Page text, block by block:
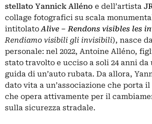
stellato Yannick Alléno e dell’artista
collage fotografici su scala
intitolatoAlive – Rendons visibles les
Rendiamo visibili gli invisibili), nasce
personale: nel 2022, Antoine Alléno,
stato travolto e ucciso a soli 24 anni da
guida di un’auto rubata. Da allora,
dato vita a un’associazione che porta
che opera attivamente per il
sulla sicurezza stradale.